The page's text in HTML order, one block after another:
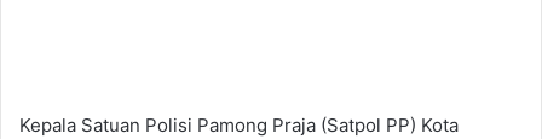
Kepala Satuan Polisi Pamong Praja (Satpol PP) Kota